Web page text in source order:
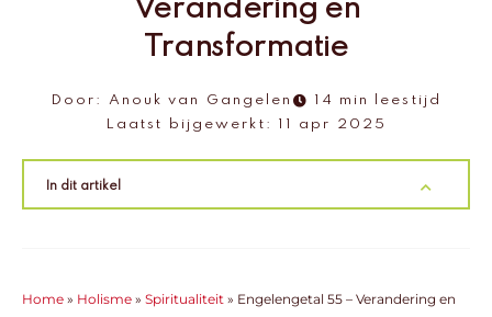
Verandering en
Transformatie
Door: Anouk van Gangelen
14 min leestijd
Laatst bijgewerkt:
11 apr 2025
In dit artikel
Home » Holisme » Spiritualiteit » Engelengetal 55 – Verandering en